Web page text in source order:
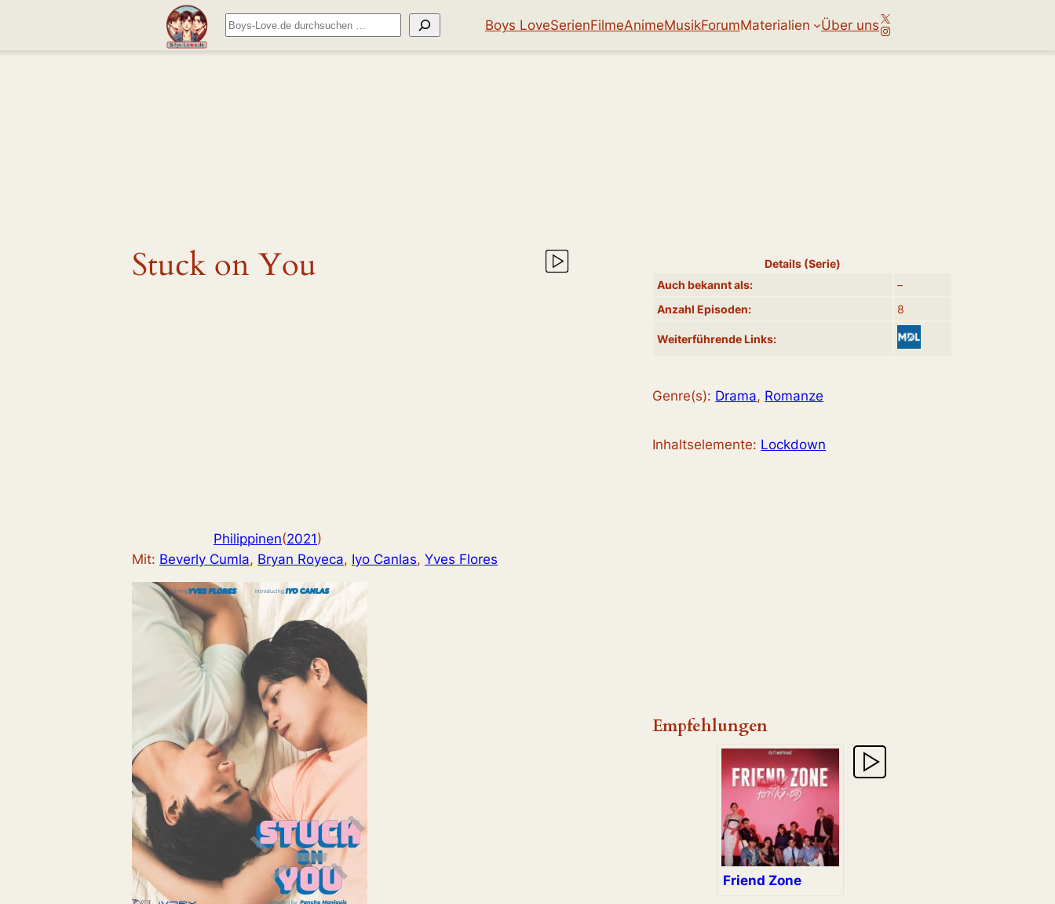
Suchen Boys LoveSerienFilmeAnimeMusikForumMaterialien Über unsX
Instagram
Stuck on You
Philippinen(2021)
Mit: Beverly Cumla, Bryan Royeca, Iyo Canlas, Yves Flores
Details (Serie)
Auch bekannt als:
–
Anzahl Episoden:
8
Weiterführende Links:
Genre(s): Drama, Romanze
Inhaltselemente: Lockdown
Empfehlungen
Friend Zone